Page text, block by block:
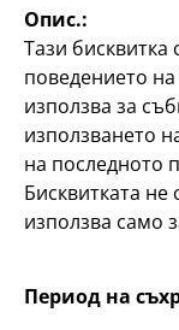
Домакинство
40 ml, 3
Опис.:
Тази бисквитка
поведението на
използва за
използването
на последното
Бисквитката
използва само
Период на